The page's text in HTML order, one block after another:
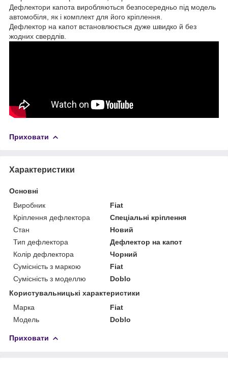
Дефлектори капота виробляються безпосередньо під модель
автомобіля, як і комплект для його кріплення.
Дефлектор на капот встановлюється дуже швидко й без
жодних свердлів.
Приховати
Характеристики
Основні
Виробник
Fiat
Кріплення дефлектора
Спеціальні кріплення
Стан
Новий
Тип дефлектора
Дефлектор на капот
Колір дефлектора
Чорний
Сумісність з маркою
Fiat
Сумісність з моделлю
Doblo
Користувальницькі характеристики
Марка
Fiat
Модель
Doblo
Приховати